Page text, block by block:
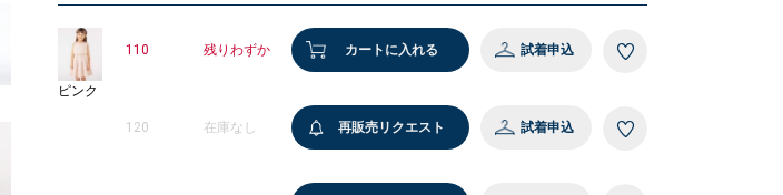
ピンク
110 残りわずか カートに入れる 試着申込
120 在庫なし 再販売リクエスト 試着申込